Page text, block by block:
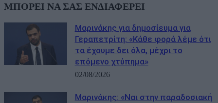
ΜΠΟΡΕΙ ΝΑ ΣΑΣ ΕΝΔΙΑΦΕΡΕΙ
Μαρινάκης για δημοσίευμα για
Γεραπετρίτη: «Κάθε φορά λέμε ότι
τα έχουμε δει όλα, μέχρι το
επόμενο χτύπημα»
02/08/2026
Μαρινάκης: «Ναι στην παραδοσιακή